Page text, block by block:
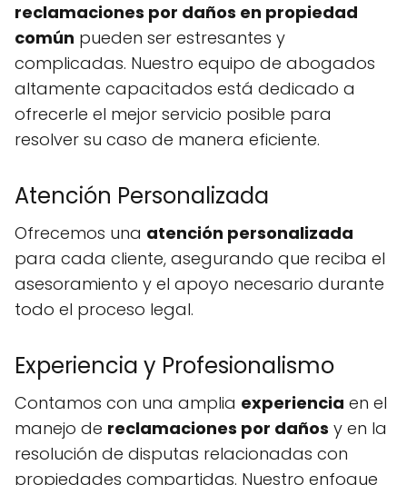
reclamaciones por daños en propiedad
común pueden ser estresantes y
complicadas. Nuestro equipo de abogados
altamente capacitados está dedicado a
ofrecerle el mejor servicio posible para
resolver su caso de manera eficiente.
Atención Personalizada
Ofrecemos una atención personalizada
para cada cliente, asegurando que reciba el
asesoramiento y el apoyo necesario durante
todo el proceso legal.
Experiencia y Profesionalismo
Contamos con una amplia experiencia en el
manejo de reclamaciones por daños y en la
resolución de disputas relacionadas con
propiedades compartidas. Nuestro enfoque